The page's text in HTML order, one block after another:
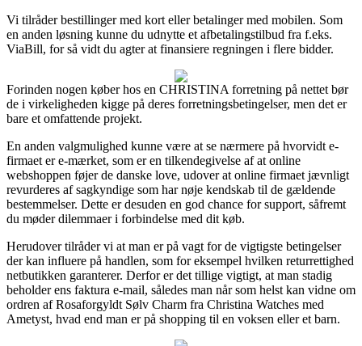
Vi tilråder bestillinger med kort eller betalinger med mobilen. Som
en anden løsning kunne du udnytte et afbetalingstilbud fra f.eks.
ViaBill, for så vidt du agter at finansiere regningen i flere bidder.
Forinden nogen køber hos en CHRISTINA forretning på nettet bør
de i virkeligheden kigge på deres forretningsbetingelser, men det er
bare et omfattende projekt.
En anden valgmulighed kunne være at se nærmere på hvorvidt e-
firmaet er e-mærket, som er en tilkendegivelse af at online
webshoppen føjer de danske love, udover at online firmaet jævnligt
revurderes af sagkyndige som har nøje kendskab til de gældende
bestemmelser. Dette er desuden en god chance for support, såfremt
du møder dilemmaer i forbindelse med dit køb.
Herudover tilråder vi at man er på vagt for de vigtigste betingelser
der kan influere på handlen, som for eksempel hvilken returrettighed
netbutikken garanterer. Derfor er det tillige vigtigt, at man stadig
beholder ens faktura e-mail, således man når som helst kan vidne om
ordren af Rosaforgyldt Sølv Charm fra Christina Watches med
Ametyst, hvad end man er på shopping til en voksen eller et barn.